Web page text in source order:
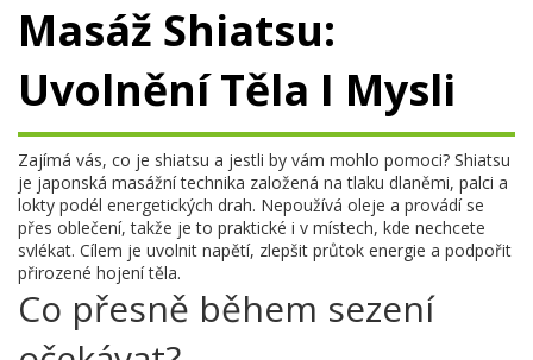
Masáž Shiatsu:
Uvolnění Těla I Mysli
Zajímá vás, co je shiatsu a jestli by vám mohlo pomoci? Shiatsu
je japonská masážní technika založená na tlaku dlaněmi, palci a
lokty podél energetických drah. Nepoužívá oleje a provádí se
přes oblečení, takže je to praktické i v místech, kde nechcete
svlékat. Cílem je uvolnit napětí, zlepšit průtok energie a podpořit
přirozené hojení těla.
Co přesně během sezení